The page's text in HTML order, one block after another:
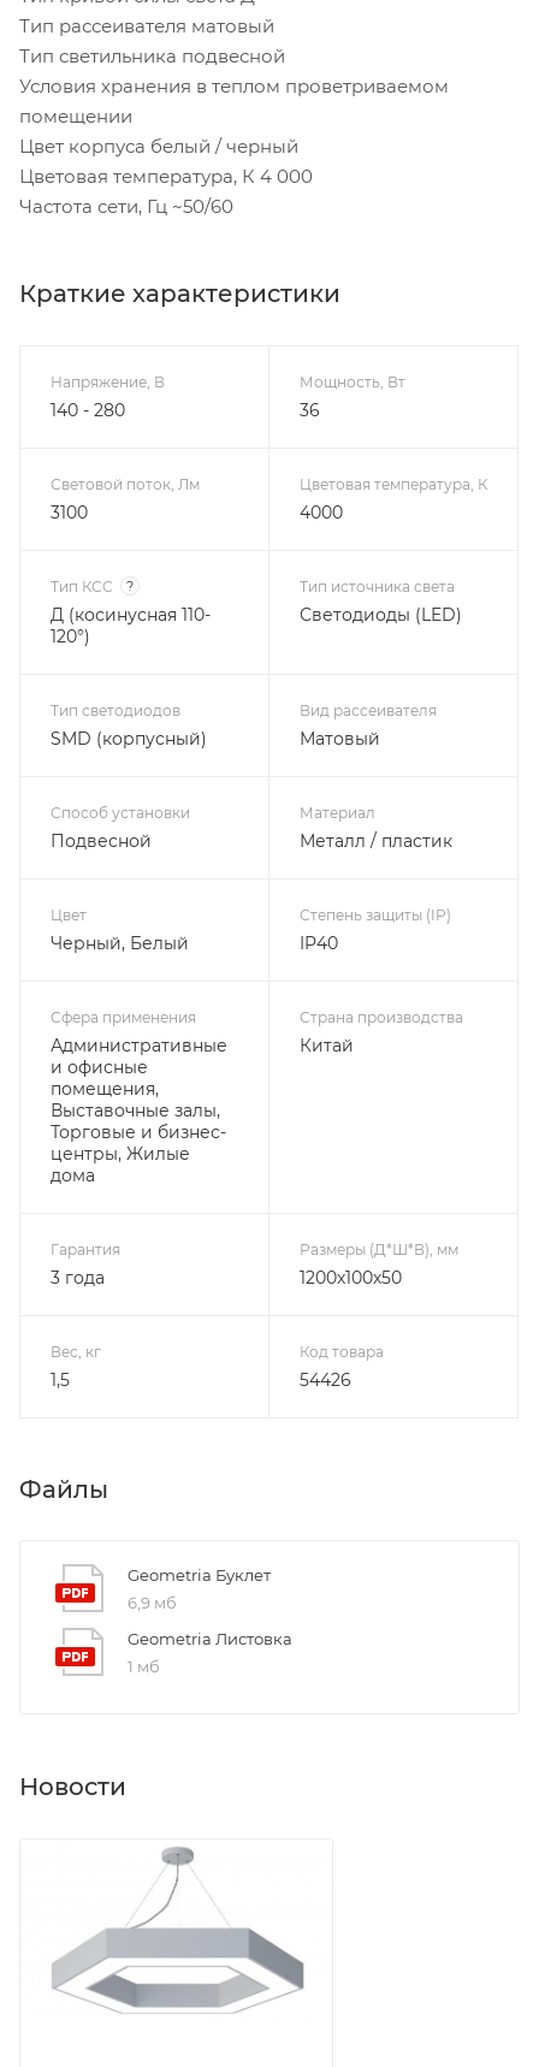
Тип рассеивателя матовый
Тип светильника подвесной
Условия хранения в теплом проветриваемом
помещении
Цвет корпуса белый / черный
Цветовая температура, К 4 000
Частота сети, Гц ~50/60
Краткие характеристики
Напряжение, В
140 - 280
Мощность, Вт
36
Световой поток, Лм
3100
Цветовая температура, К
4000
Тип КСС ?
Д (косинусная 110-
120°)
Тип источника света
Светодиоды (LED)
Тип светодиодов
SMD (корпусный)
Вид рассеивателя
Матовый
Способ установки
Подвесной
Материал
Металл / пластик
Цвет
Черный, Белый
Степень защиты (IP)
IP40
Сфера применения
Административные
и офисные
помещения,
Выставочные залы,
Торговые и бизнес-
центры, Жилые
дома
Страна производства
Китай
Гарантия
3 года
Размеры (Д*Ш*В), мм
1200х100х50
Вес, кг
1,5
Код товара
54426
Файлы
Geometria Буклет
6,9 мб
Geometria Листовка
1 мб
Новости